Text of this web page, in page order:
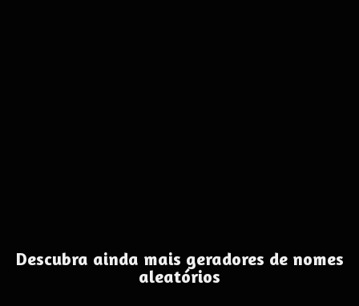
Descubra ainda mais geradores de nomes
aleatórios